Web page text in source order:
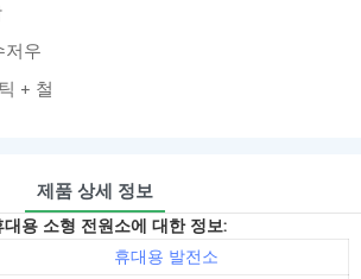
저우
+ 철
제품 상세 정보
용 소형 전원소에 대한 정보:
휴대용 발전소